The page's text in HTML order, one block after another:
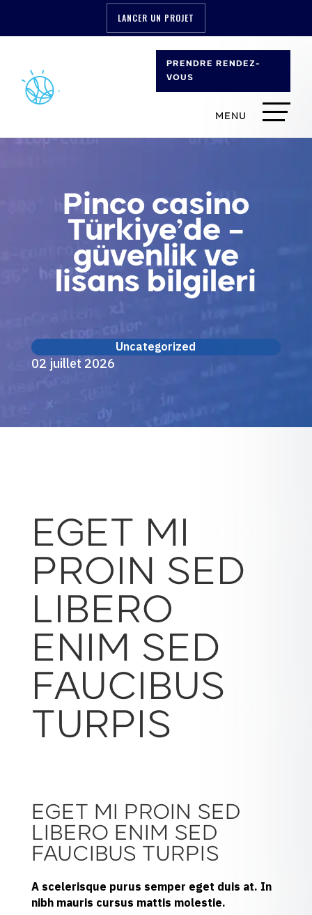
LANCER UN PROJET
PRENDRE RENDEZ-
VOUS
Pinco casino
Türkiye’de –
güvenlik ve
lisans bilgileri
Uncategorized
02 juillet 2026
EGET MI
PROIN SED
LIBERO
ENIM SED
FAUCIBUS
TURPIS
EGET MI PROIN SED
LIBERO ENIM SED
FAUCIBUS TURPIS
A scelerisque purus semper eget duis at. In
nibh mauris cursus mattis molestie.